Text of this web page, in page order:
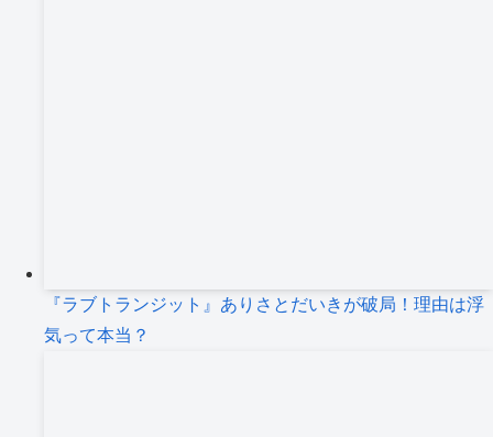
『ラブトランジット』ありさとだいきが破局！理由は浮
気って本当？